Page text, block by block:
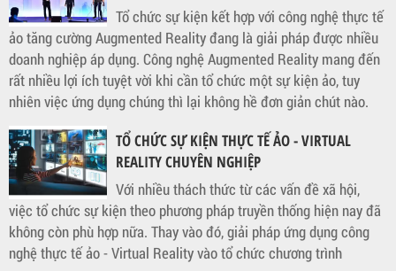
Tổ chức sự kiện kết hợp với công nghệ thực tế
ảo tăng cường Augmented Reality đang là giải pháp được nhiều
doanh nghiệp áp dụng. Công nghệ Augmented Reality mang đến
rất nhiều lợi ích tuyệt vời khi cần tổ chức một sự kiện ảo, tuy
nhiên việc ứng dụng chúng thì lại không hề đơn giản chút nào.
TỔ CHỨC SỰ KIỆN THỰC TẾ ẢO - VIRTUAL
REALITY CHUYÊN NGHIỆP
Với nhiều thách thức từ các vấn đề xã hội,
việc tổ chức sự kiện theo phương pháp truyền thống hiện nay đã
không còn phù hợp nữa. Thay vào đó, giải pháp ứng dụng công
nghệ thực tế ảo - Virtual Reality vào tổ chức chương trình